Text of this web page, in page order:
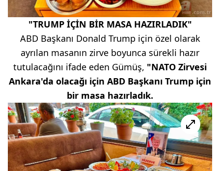
"TRUMP İÇİN BİR MASA HAZIRLADIK"
ABD Başkanı Donald Trump için özel olarak
ayrılan masanın zirve boyunca sürekli hazır
tutulacağını ifade eden Gümüş, "NATO Zirvesi
Ankara'da olacağı için ABD Başkanı Trump için
bir masa hazırladık.